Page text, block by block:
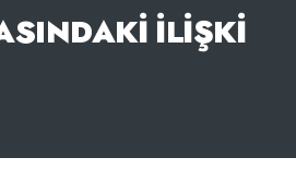
İLIŞKI